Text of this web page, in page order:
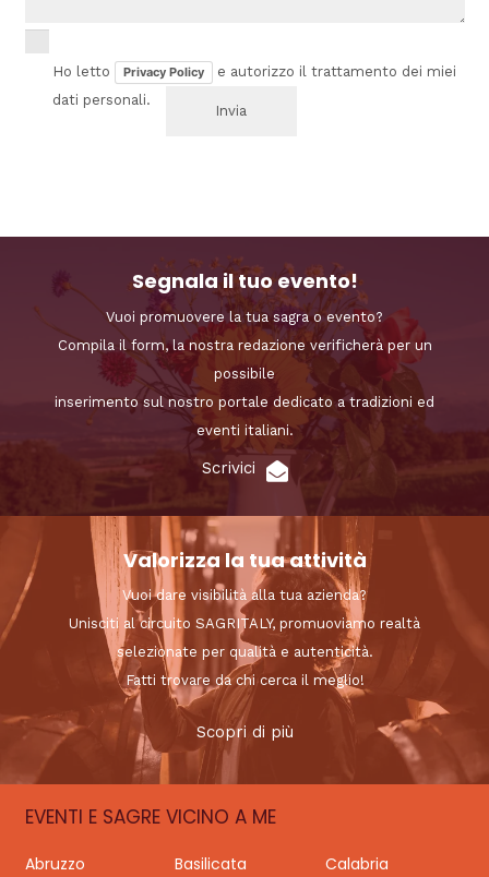
Ho letto Privacy Policy
e autorizzo il trattamento dei miei
dati personali.
Segnala il tuo evento!
Vuoi promuovere la tua sagra o evento?
Compila il form, la nostra redazione verificherà per un
possibile
inserimento sul nostro portale dedicato a tradizioni ed
eventi italiani.
Scrivici
Valorizza la tua attività
Vuoi dare visibilità alla tua azienda?
Unisciti al circuito SAGRITALY, promuoviamo realtà
selezionate per qualità e autenticità.
Fatti trovare da chi cerca il meglio!
Scopri di più
EVENTI E SAGRE VICINO A ME
Abruzzo Basilicata
Calabria